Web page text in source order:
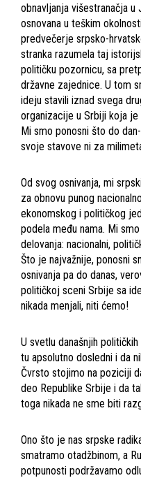
obnavljanja višestranačja u
osnovana u teškim
predvečerje srpsko-
stranka razumela taj
političku pozornicu, sa
državne zajednice. U tom
ideju stavili iznad svega
organizacije u Srbiji koja
Mi smo ponosni što do
svoje stavove ni za
Od svog osnivanja, mi
za obnovu punog
ekonomskog i političkog
podela među nama. Mi
delovanja: nacionalni,
Što je najvažnije, ponosni
osnivanja pa do danas,
političkoj sceni Srbije sa
nikada menjali, niti ćemo!
U svetlu današnjih
tu apsolutno dosledni i da
Čvrsto stojimo na poziciji
deo Republike Srbije i da
toga nikada ne sme biti
Ono što je nas srpske
smatramo otadžbinom, a
potpunosti podržavamo